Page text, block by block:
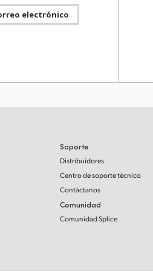
a
electrónico
Soporte
Distribuidores
Centro de soporte técnico
Contáctanos
Comunidad
Comunidad Splice